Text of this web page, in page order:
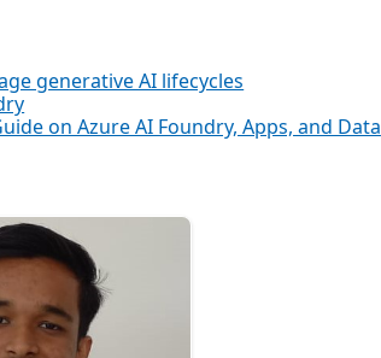
generative AI lifecycles
on Azure AI Foundry, Apps, and Data